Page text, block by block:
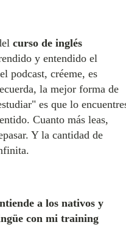
curso de inglés
y entendido el
podcast, créeme, es
la mejor forma de
es que lo
Cuanto más leas,
Y la cantidad de
a los nativos y
con mi training